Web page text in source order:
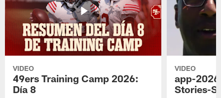
VIDEO
49ers Training Camp 2026:
Día 8
VIDEO
app-
Stories-